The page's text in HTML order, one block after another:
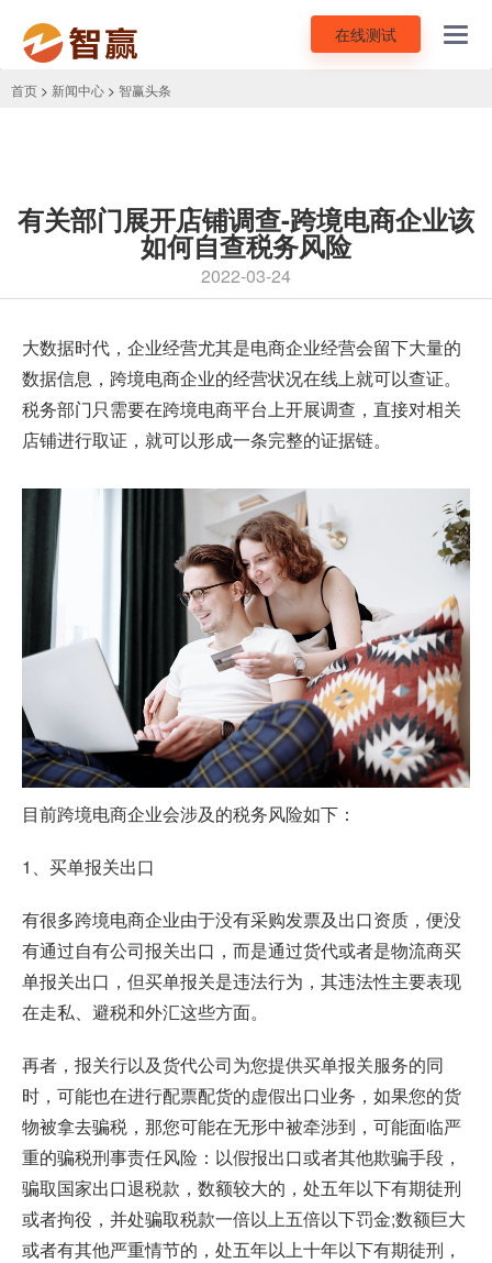
在线测试
首页 > 新闻中心 > 智赢头条
有关部门展开店铺调查-跨境电商企业该
如何自查税务风险
2022-03-24
大数据时代，企业经营尤其是电商企业经营会留下大量的
数据信息，跨境电商企业的经营状况在线上就可以查证。
税务部门只需要在跨境电商平台上开展调查，直接对相关
店铺进行取证，就可以形成一条完整的证据链。
目前跨境电商企业会涉及的税务风险如下：
1、买单报关出口
有很多跨境电商企业由于没有采购发票及出口资质，便没
有通过自有公司报关出口，而是通过货代或者是物流商买
单报关出口，但买单报关是违法行为，其违法性主要表现
在走私、避税和外汇这些方面。
再者，报关行以及货代公司为您提供买单报关服务的同
时，可能也在进行配票配货的虚假出口业务，如果您的货
物被拿去骗税，那您可能在无形中被牵涉到，可能面临严
重的骗税刑事责任风险：以假报出口或者其他欺骗手段，
骗取国家出口退税款，数额较大的，处五年以下有期徒刑
或者拘役，并处骗取税款一倍以上五倍以下罚金;数额巨大
或者有其他严重情节的，处五年以上十年以下有期徒刑，